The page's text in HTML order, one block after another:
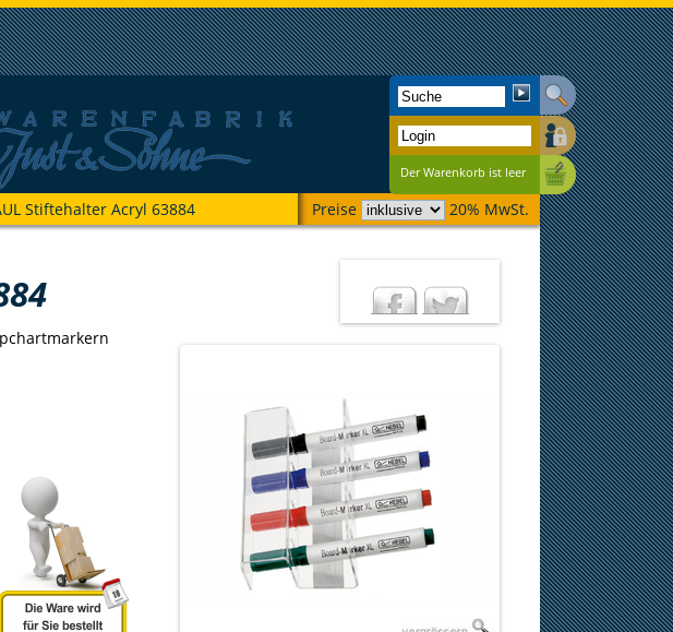
Der Warenkorb ist leer
Preise 20% MwSt.
Stiftehalter Acryl 63884